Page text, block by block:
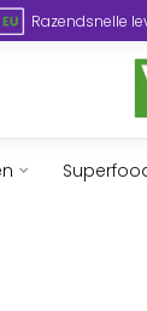
Razendsnelle